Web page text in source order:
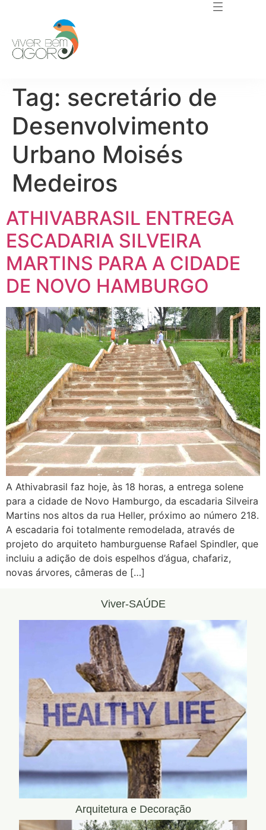
Tag: secretário de
Desenvolvimento
Urbano Moisés
Medeiros
ATHIVABRASIL ENTREGA
ESCADARIA SILVEIRA
MARTINS PARA A CIDADE
DE NOVO HAMBURGO
A Athivabrasil faz hoje, às 18 horas, a entrega solene
para a cidade de Novo Hamburgo, da escadaria Silveira
Martins nos altos da rua Heller, próximo ao número 218.
A escadaria foi totalmente remodelada, através de
projeto do arquiteto hamburguense Rafael Spindler, que
incluiu a adição de dois espelhos d’água, chafariz,
novas árvores, câmeras de […]
Viver-SAÚDE
Arquitetura e Decoração